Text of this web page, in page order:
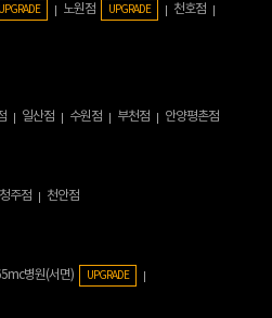
UPGRADE 노원점 UPGRADE
천호점
일산점 수원점 부천점 안양평촌점
청주점 천안점
병원(서면) UPGRADE